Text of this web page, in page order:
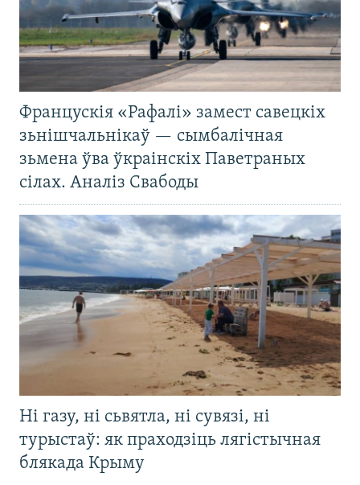
Францускія «Рафалі» замест савецкіх
зьнішчальнікаў — сымбалічная
зьмена ўва ўкраінскіх Паветраных
сілах. Аналіз Свабоды
Ні газу, ні сьвятла, ні сувязі, ні
турыстаў: як праходзіць лягістычная
блякада Крыму